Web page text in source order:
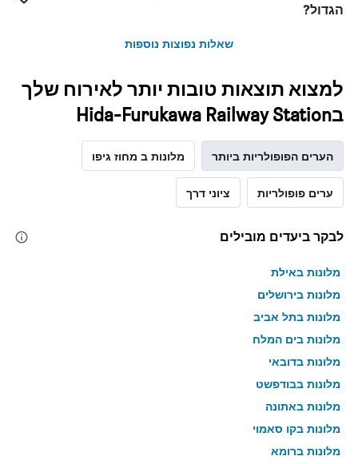
הגדול?
שאלות נפוצות נוספות
למצוא תוצאות טובות יותר לאירוח שלך
בHida-Furukawa Railway Station
הערים הפופולריות ביותר מלונות ב מחוז גיפו
ערים פופולריות ציוני דרך
לבקר ביעדים מובילים
מלונות באילת
מלונות בירושלים
מלונות בתל אביב
מלונות בים המלח
מלונות בדובאי
מלונות בבודפשט
מלונות באתונה
מלונות בקו סאמוי
מלונות ברומא